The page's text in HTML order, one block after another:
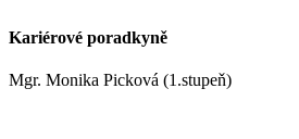
Kariérové poradkyně
Mgr. Monika Picková (1.stupeň)